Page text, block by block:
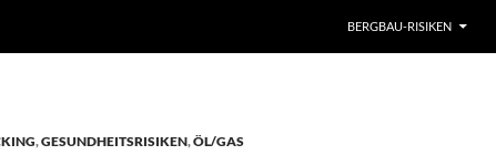
BERGBAU-RISIKEN
,GESUNDHEITSRISIKEN,ÖL/GAS